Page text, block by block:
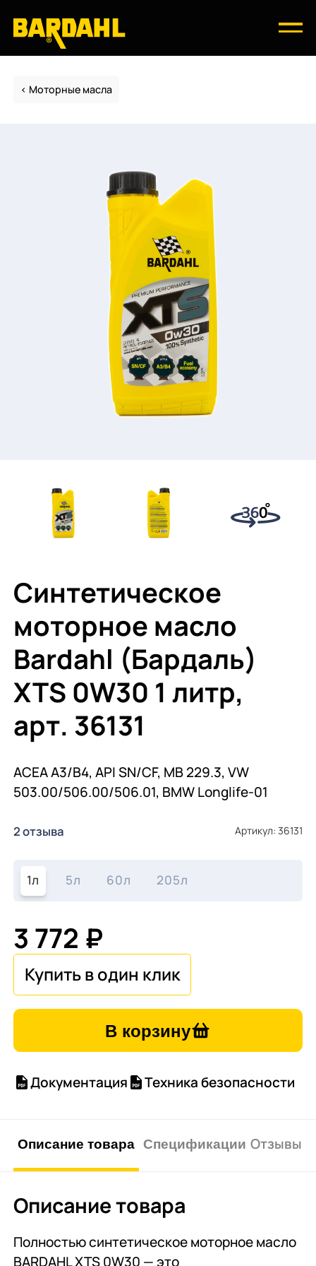
Моторные масла
Синтетическое
моторное масло
Bardahl (Бардаль)
XTS 0W30 1 литр,
арт. 36131
ACEA A3/B4, API SN/CF, MB 229.3, VW
503.00/506.00/506.01, BMW Longlife-01
2 отзыва Артикул: 36131
1л 5л 60л 205л
3 772 ₽
В корзину
Документация Техника безопасности
Описание товара Спецификации Отзывы о
Описание товара
Полностью синтетическое моторное масло
BARDAHL XTS 0W30 — это